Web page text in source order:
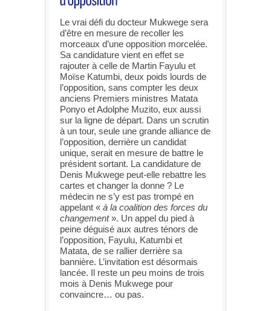
Le vrai défi du docteur Mukwege sera
d’être en mesure de recoller les
morceaux d’une opposition morcelée.
Sa candidature vient en effet se
rajouter à celle de Martin Fayulu et
Moïse Katumbi, deux poids lourds de
l’opposition, sans compter les deux
anciens Premiers ministres Matata
Ponyo et Adolphe Muzito, eux aussi
sur la ligne de départ. Dans un scrutin
à un tour, seule une grande alliance de
l’opposition, derrière un candidat
unique, serait en mesure de battre le
président sortant. La candidature de
Denis Mukwege peut-elle rebattre les
cartes et changer la donne ? Le
médecin ne s’y est pas trompé en
appelant « à la coalition des forces du
changement». Un appel du pied à
peine déguisé aux autres ténors de
l’opposition, Fayulu, Katumbi et
Matata, de se rallier derrière sa
bannière. L’invitation est désormais
lancée. Il reste un peu moins de trois
mois à Denis Mukwege pour
convaincre… ou pas.